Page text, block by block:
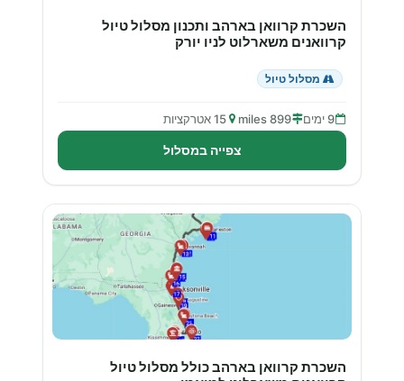
השכרת קרוואן בארהב ותכנון מסלול טיול
קרוואנים משארלוט לניו יורק
מסלול טיול
9 ימים 899 miles 15 אטרקציות
צפייה במסלול
השכרת קרוואן בארהב כולל מסלול טיול